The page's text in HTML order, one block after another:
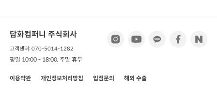
담화컴퍼니 주식회사
고객센터: 070-5014-1282
평일 10:00 - 18:00, 주말 휴무
이용약관 개인정보처리방침 입점문의 해외 수출